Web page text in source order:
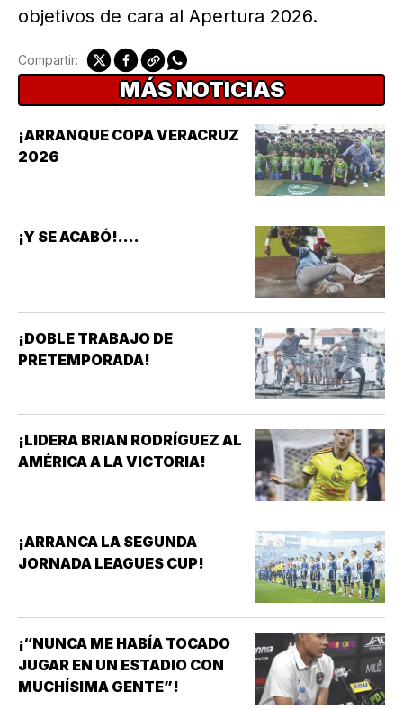
objetivos de cara al Apertura 2026.
Compartir:
MÁS NOTICIAS
¡ARRANQUE COPA VERACRUZ
2026
¡Y SE ACABÓ!....
¡DOBLE TRABAJO DE
PRETEMPORADA!
¡LIDERA BRIAN RODRÍGUEZ AL
AMÉRICA A LA VICTORIA!
¡ARRANCA LA SEGUNDA
JORNADA LEAGUES CUP!
¡“NUNCA ME HABÍA TOCADO
JUGAR EN UN ESTADIO CON
MUCHÍSIMA GENTE”!